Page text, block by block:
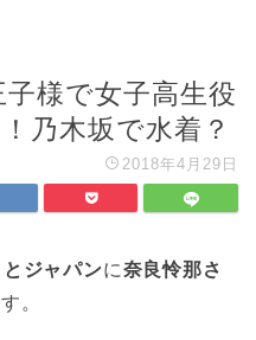
様で女子高生役
乃木坂で水着？
2018年4月29日
ジャパンに奈良怜那さ
。